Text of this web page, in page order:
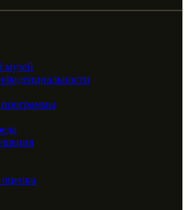
музей